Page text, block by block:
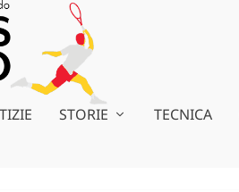
STORIE TECNICA